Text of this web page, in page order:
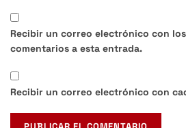
Recibir un correo electrónico con
comentarios a esta entrada.
Recibir un correo electrónico con